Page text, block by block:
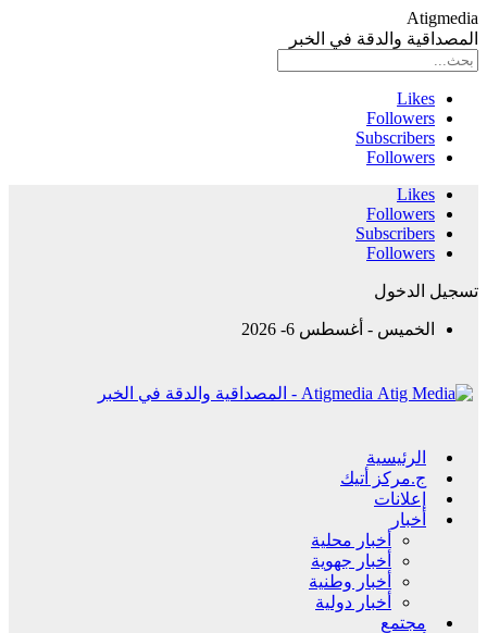
Atigmedia
المصداقية والدقة في الخبر
Likes
Followers
Subscribers
Followers
Likes
Followers
Subscribers
Followers
تسجيل الدخول
الخميس - أغسطس 6- 2026
Atigmedia - المصداقية والدقة في الخبر
الرئيسية
ج.مركز أتيك
إعلانات
أخبار
أخبار محلية
أخبار جهوية
أخبار وطنية
أخبار دولية
مجتمع